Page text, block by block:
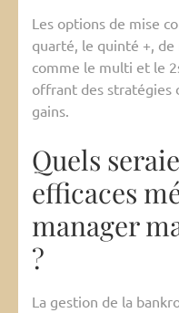
Les options de mise
quarté, le quinté +, de
comme le multi et le
offrant des stratégies
gains.
Quels
efficaces
manager
?
La gestion de la